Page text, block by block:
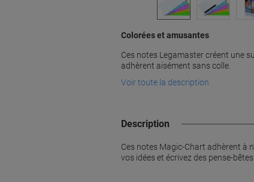
Colorées et amusantes
Ces notes Legamaster créent une
adhèrent aisément sans colle.
Voir toute la description
Description
Ces notes Magic-Chart adhèrent à
vos idées et écrivez des pense-